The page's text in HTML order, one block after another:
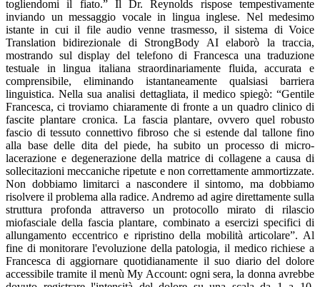
togliendomi il fiato.” Il Dr. Reynolds rispose tempestivamente
inviando un messaggio vocale in lingua inglese. Nel medesimo
istante in cui il file audio venne trasmesso, il sistema di Voice
Translation bidirezionale di StrongBody AI elaborò la traccia,
mostrando sul display del telefono di Francesca una traduzione
testuale in lingua italiana straordinariamente fluida, accurata e
comprensibile, eliminando istantaneamente qualsiasi barriera
linguistica. Nella sua analisi dettagliata, il medico spiegò: “Gentile
Francesca, ci troviamo chiaramente di fronte a un quadro clinico di
fascite plantare cronica. La fascia plantare, ovvero quel robusto
fascio di tessuto connettivo fibroso che si estende dal tallone fino
alla base delle dita del piede, ha subito un processo di micro-
lacerazione e degenerazione della matrice di collagene a causa di
sollecitazioni meccaniche ripetute e non correttamente ammortizzate.
Non dobbiamo limitarci a nascondere il sintomo, ma dobbiamo
risolvere il problema alla radice. Andremo ad agire direttamente sulla
struttura profonda attraverso un protocollo mirato di rilascio
miofasciale della fascia plantare, combinato a esercizi specifici di
allungamento eccentrico e ripristino della mobilità articolare”. Al
fine di monitorare l'evoluzione della patologia, il medico richiese a
Francesca di aggiornare quotidianamente il suo diario del dolore
accessibile tramite il menù My Account: ogni sera, la donna avrebbe